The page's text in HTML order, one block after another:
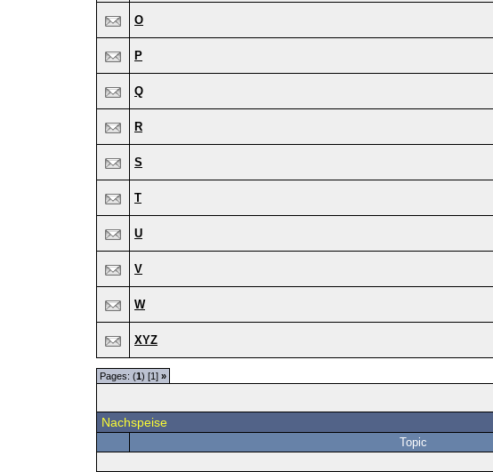
O
P
Q
R
S
T
U
V
W
XYZ
Pages: (1) [1] »
Nachspeise
Topic